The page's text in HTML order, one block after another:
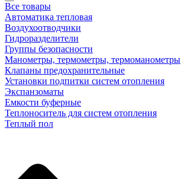
Все товары
Автоматика тепловая
Воздухоотводчики
Гидроразделители
Группы безопасности
Манометры, термометры, термоманометры
Клапаны предохранительные
Установки подпитки систем отопления
Экспанзоматы
Емкости буферные
Теплоноситель для систем отопления
Теплый пол